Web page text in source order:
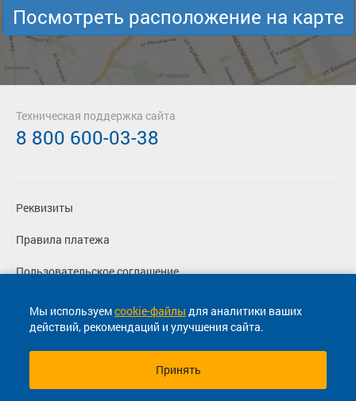
Мы используемcookie-файлы для аналитики ваших
действий, рекомендаций и улучшения сайта.
Принять
Посмотреть расположение на карте
Реквизиты
Правила платежа
Пользовательское соглашение
Политика конфиденциальности
Согласие на маркетинговые сообщения
Техническая поддержка сайта
8 800 600-03-38
© 2013-2026, ООО "Капитал"- Онлайн сервис продажи